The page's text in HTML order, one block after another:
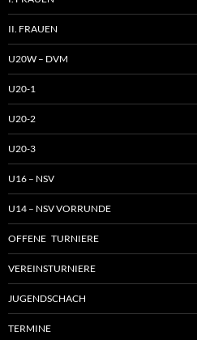
II. FRAUEN
U20W – DVM
U20-1
U20-2
U20-3
U16 – NSV
U14 – NSV VORRUNDE
OFFENE TURNIERE
VEREINSTURNIERE
JUGENDSCHACH
TERMINE